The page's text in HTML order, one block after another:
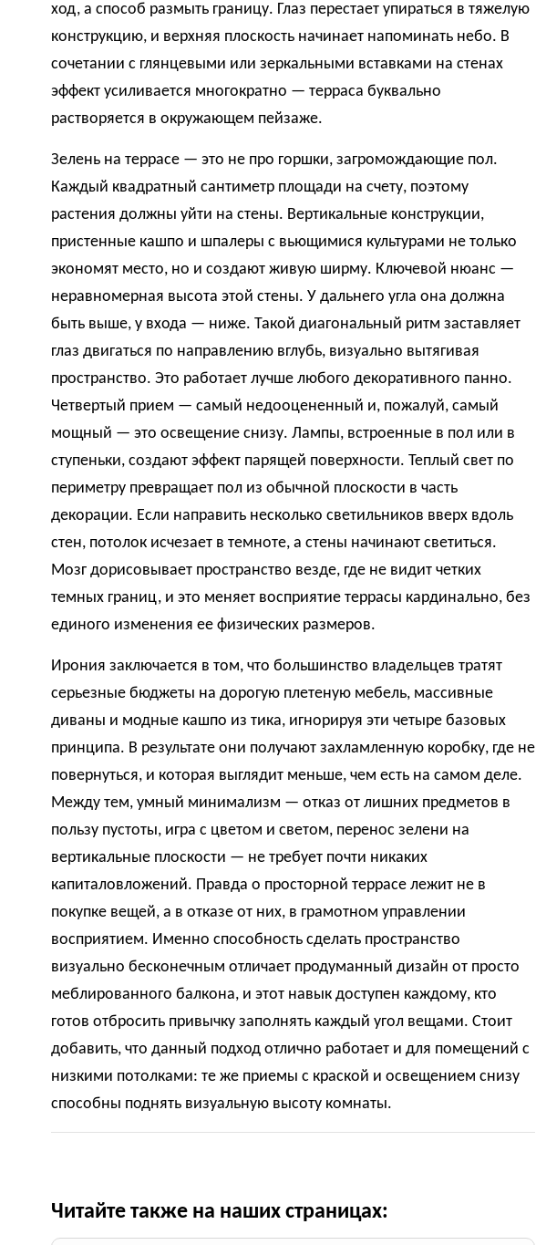
ход, а способ размыть границу. Глаз перестает упираться в тяжелую
конструкцию, и верхняя плоскость начинает напоминать небо. В
сочетании с глянцевыми или зеркальными вставками на стенах
эффект усиливается многократно — терраса буквально
растворяется в окружающем пейзаже.
Зелень на террасе — это не про горшки, загромождающие пол.
Каждый квадратный сантиметр площади на счету, поэтому
растения должны уйти на стены. Вертикальные конструкции,
пристенные кашпо и шпалеры с вьющимися культурами не только
экономят место, но и создают живую ширму. Ключевой нюанс —
неравномерная высота этой стены. У дальнего угла она должна
быть выше, у входа — ниже. Такой диагональный ритм заставляет
глаз двигаться по направлению вглубь, визуально вытягивая
пространство. Это работает лучше любого декоративного панно.
Четвертый прием — самый недооцененный и, пожалуй, самый
мощный — это освещение снизу. Лампы, встроенные в пол или в
ступеньки, создают эффект парящей поверхности. Теплый свет по
периметру превращает пол из обычной плоскости в часть
декорации. Если направить несколько светильников вверх вдоль
стен, потолок исчезает в темноте, а стены начинают светиться.
Мозг дорисовывает пространство везде, где не видит четких
темных границ, и это меняет восприятие террасы кардинально, без
единого изменения ее физических размеров.
Ирония заключается в том, что большинство владельцев тратят
серьезные бюджеты на дорогую плетеную мебель, массивные
диваны и модные кашпо из тика, игнорируя эти четыре базовых
принципа. В результате они получают захламленную коробку, где не
повернуться, и которая выглядит меньше, чем есть на самом деле.
Между тем, умный минимализм — отказ от лишних предметов в
пользу пустоты, игра с цветом и светом, перенос зелени на
вертикальные плоскости — не требует почти никаких
капиталовложений. Правда о просторной террасе лежит не в
покупке вещей, а в отказе от них, в грамотном управлении
восприятием. Именно способность сделать пространство
визуально бесконечным отличает продуманный дизайн от просто
меблированного балкона, и этот навык доступен каждому, кто
готов отбросить привычку заполнять каждый угол вещами. Стоит
добавить, что данный подход отлично работает и для помещений с
низкими потолками: те же приемы с краской и освещением снизу
способны поднять визуальную высоту комнаты.
Читайте также на наших страницах: